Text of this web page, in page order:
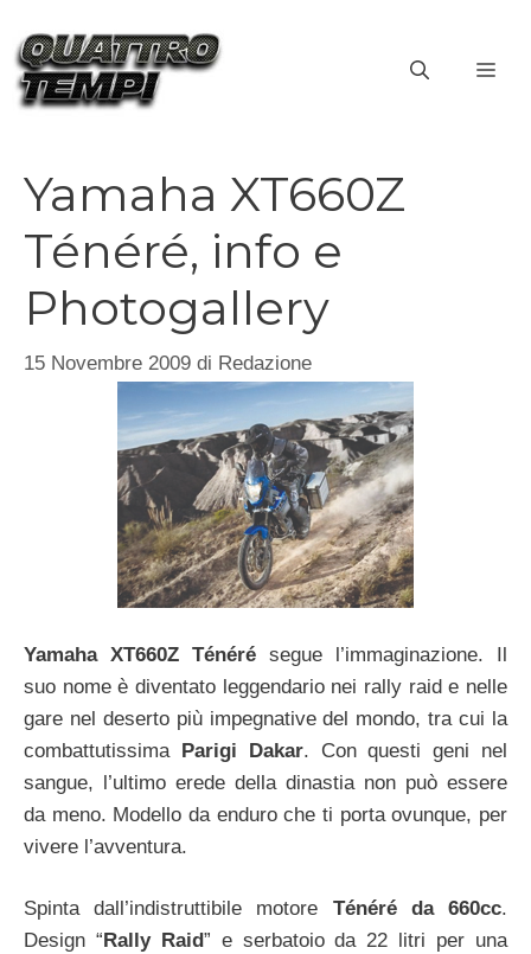
contenuto
Yamaha XT660Z
Ténéré, info e
Photogallery
15 Novembre 2009 di Redazione
Yamaha XT660Z Ténéré segue l’immaginazione. Il
suo nome è diventato leggendario nei rally raid e nelle
gare nel deserto più impegnative del mondo, tra cui la
combattutissima Parigi Dakar. Con questi geni nel
sangue, l’ultimo erede della dinastia non può essere
da meno. Modello da enduro che ti porta ovunque, per
vivere l’avventura.
Spinta dall’indistruttibile motore Ténéré da 660cc.
Design “Rally Raid” e serbatoio da 22 litri per una